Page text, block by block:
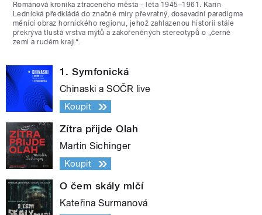
Románová kronika ztraceného města - léta 1945–1961. Karin
Lednická předkládá do značné míry převratný, dosavadní paradigma
měnící obraz hornického regionu, jehož zahlazenou historii stále
překrývá tlustá vrstva mýtů a zakořeněných stereotypů o „černé
zemi a rudém kraji“.
1. Symfonická
Chinaski a SOČR live
Koupit
Zítra přijde Olah
Martin Sichinger
Koupit
O čem skály mlčí
Kateřina Surmanová